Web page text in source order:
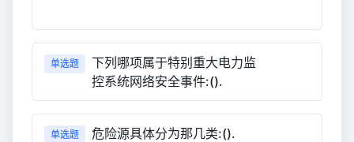
单选题
下列哪项属于特别重大电力监
控系统网络安全事件:().
单选题 危险源具体分为那几类:().